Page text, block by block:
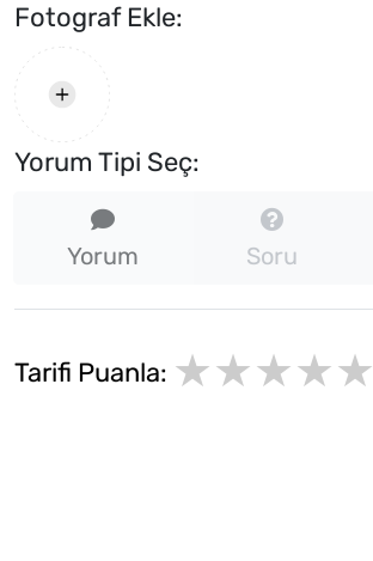
Fotograf Ekle:
Yorum Tipi Seç:
Yorum Soru
Tarifi Puanla: ★★★★★
★
★